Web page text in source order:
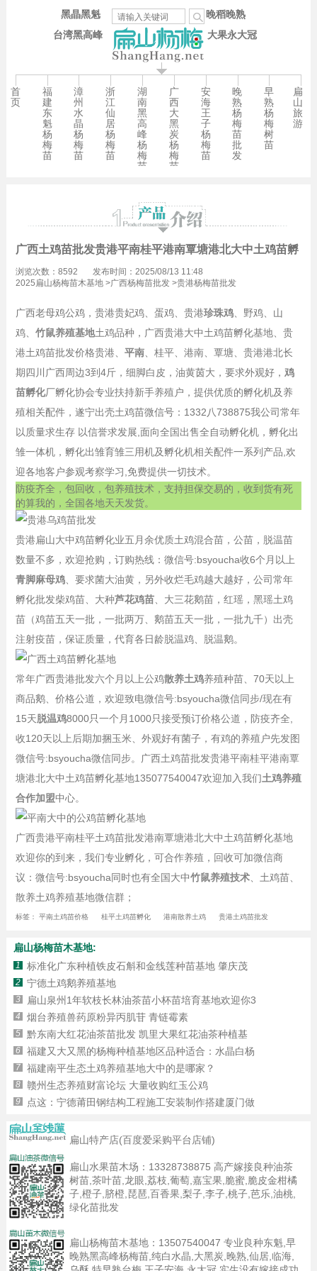
台湾黑高峰
晚稻晚熟
大果永大冠
黑晶黑魁
首
页
福
建
东
魁
杨
梅
苗
漳
州
水
晶
杨
梅
苗
浙
江
仙
居
杨
梅
苗
湖
南
黑
高
峰
杨
梅
苗
广
西
大
黑
炭
杨
梅
苗
安
海
王
子
杨
梅
苗
晚
熟
杨
梅
苗
批
发
早
熟
杨
梅
树
苗
扁
山
旅
游
广西土鸡苗批发贵港平南桂平港南覃塘港北大中土鸡苗孵化
浏览次数：8592
发布时间：2025/08/13 11:48
2025扁山杨梅苗木基地>广西杨梅苗批发>贵港杨梅苗批发
广西老母鸡公鸡，贵港贵妃鸡、蛋鸡、贵港珍珠鸡、野鸡、山
鸡、 竹鼠养殖基地土鸡品种，广西贵港大中土鸡苗孵化基地、贵
港土鸡苗批发价格贵港、 平南、桂平、港南、覃塘、贵港港北长
期四川广西周边3到4斤，细脚白皮，油黄茵大，要求外观好， 鸡
苗孵化厂孵化协会专业扶持新手养殖户，提供优质的孵化机及养
殖相关配件，遂宁出壳土鸡苗微信号：1332八738875我公司常年
以质量求生存 以信誉求发展,面向全国出售全自动孵化机，孵化出
雏一体机，孵化出雏育雏三用机及孵化机相关配件一系列产品,欢
迎各地客户参观考察学习,免费提供一切技术。
防疫齐全，包回收，包养殖技术，支持担保交易的，收到货有死
的算我的，全国各地天天发货。
贵港扁山大中鸡苗孵化业五月余优质土鸡混合苗，公苗，脱温苗
数量不多，欢迎抢购，订购热线：微信号:bsyoucha收6个月以上
青脚麻母鸡、要求菌大油黄，另外收烂毛鸡越大越好，公司常年
孵化批发柴鸡苗、大种芦花鸡苗、大三花鹅苗，红瑶，黑瑶土鸡
苗（鸡苗五天一批，一批两万、鹅苗五天一批，一批九千）出壳
注射疫苗，保证质量，代育各日龄脱温鸡、脱温鹅。
常年广西贵港批发六个月以上公鸡散养土鸡养殖种苗、70天以上
商品鹅、价格公道，欢迎致电微信号:bsyoucha微信同步/现在有
15天脱温鸡8000只一个月1000只接受预订价格公道，防疫齐全,
收120天以上后期加捆玉米、外观好有菌子，有鸡的养殖户先发图
微信号:bsyoucha微信同步。广西土鸡苗批发贵港平南桂平港南覃
塘港北大中土鸡苗孵化基地135077540047欢迎加入我们土鸡养殖
合作加盟中心。
广西贵港平南桂平土鸡苗批发港南覃塘港北大中土鸡苗孵化基地
欢迎你的到来，我们专业孵化，可合作养殖，回收可加微信商
议：微信号:bsyoucha同时也有全国大中竹鼠养殖技术、土鸡苗、
散养土鸡养殖基地微信群；
标签： 平南土鸡苗价格 桂平土鸡苗孵化 港南散养土鸡 贵港土鸡苗批发
扁山杨梅苗木基地:
1 标准化广东种植铁皮石斛和金线莲种苗基地 肇庆茂
2 宁德土鸡鹅养殖基地
3 扁山泉州1年软枝长林油茶苗小杯苗培育基地欢迎你3
4 烟台养殖兽药原粉异丙肌苷 青链霉素
5 黔东南大红花油茶苗批发 凯里大果红花油茶种植基
6 福建又大又黑的杨梅种植基地区品种适合：水晶白杨
7 福建南平生态土鸡养殖基地大中的是哪家？
8 赣州生态养殖财富论坛 大量收购红玉公鸡
9 点这：宁德莆田钢结构工程施工安装制作搭建厦门做
扁山特产店(百度爱采购平台店铺)
扁山水果苗木场： 13328738875 高产嫁接良种油茶
树苗,茶叶苗,龙眼,荔枝,葡萄,嘉宝果,脆蜜,脆皮金柑橘
子,橙子,脐橙,琵琶,百香果,梨子,李子,桃子,芭乐,油桃,
绿化苗批发
扁山杨梅苗木基地： 13507540047 专业良种东魁,早
晚熟黑高峰杨梅苗,纯白水晶,大黑炭,晚熟,仙居,临海,